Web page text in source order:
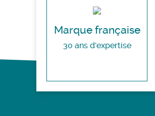
Marque française
30 ans d'expertise